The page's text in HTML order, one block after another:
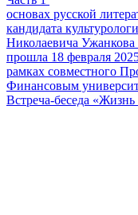
основах русской
кандидата
Николаевича
прошла 18 февраля
рамках совместного
Финансовым
Встреча-беседа